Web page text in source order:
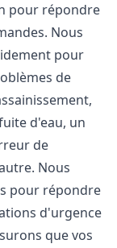
pour répondre
Nous
pour
de
d'eau, un
de
Nous
pour répondre
d'urgence
que vos